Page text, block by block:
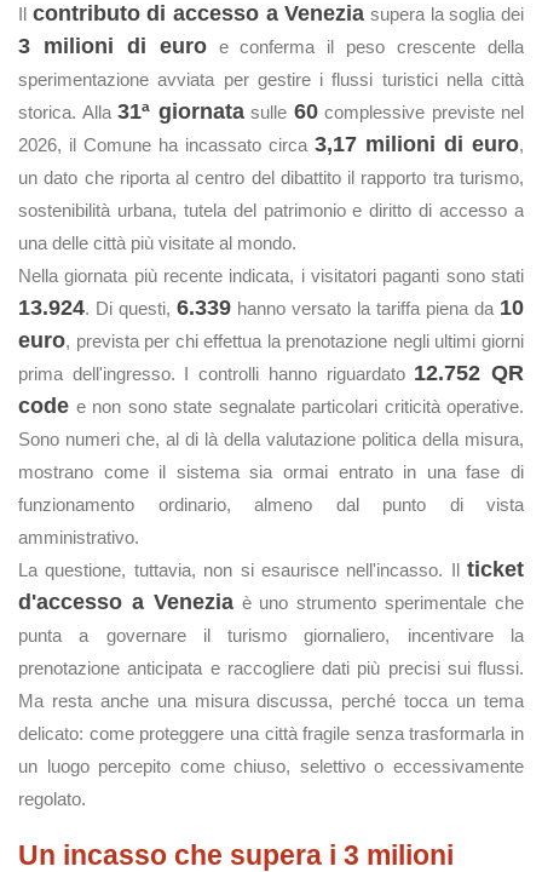
Il contributo di accesso a Venezia supera la soglia dei
3 milioni di euroe conferma il peso crescente della
sperimentazione avviata per gestire i flussi turistici nella città
storica. Alla 31ª giornatasulle 60complessive previste nel
2026, il Comune ha incassato circa 3,17 milioni di euro,
un dato che riporta al centro del dibattito il rapporto tra turismo,
sostenibilità urbana, tutela del patrimonio e diritto di accesso a
una delle città più visitate al mondo.
Nella giornata più recente indicata, i visitatori paganti sono stati
13.924. Di questi, 6.339 hanno versato la tariffa piena da 10
euro, prevista per chi effettua la prenotazione negli ultimi giorni
prima dell'ingresso. I controlli hanno riguardato 12.752 QR
code e non sono state segnalate particolari criticità operative.
Sono numeri che, al di là della valutazione politica della misura,
mostrano come il sistema sia ormai entrato in una fase di
funzionamento ordinario, almeno dal punto di vista
amministrativo.
La questione, tuttavia, non si esaurisce nell'incasso. Il ticket
d'accesso a Veneziaè uno strumento sperimentale che
punta a governare il turismo giornaliero, incentivare la
prenotazione anticipata e raccogliere dati più precisi sui flussi.
Ma resta anche una misura discussa, perché tocca un tema
delicato: come proteggere una città fragile senza trasformarla in
un luogo percepito come chiuso, selettivo o eccessivamente
regolato.
Un incasso che supera i 3 milioni